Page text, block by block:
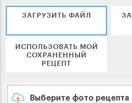
ЗАГРУЗИТЬ ФАЙЛ
ИСПОЛЬЗОВАТЬ МОЙ
СОХРАНЕННЫЙ
РЕЦЕПТ
Выберите фото рецепта